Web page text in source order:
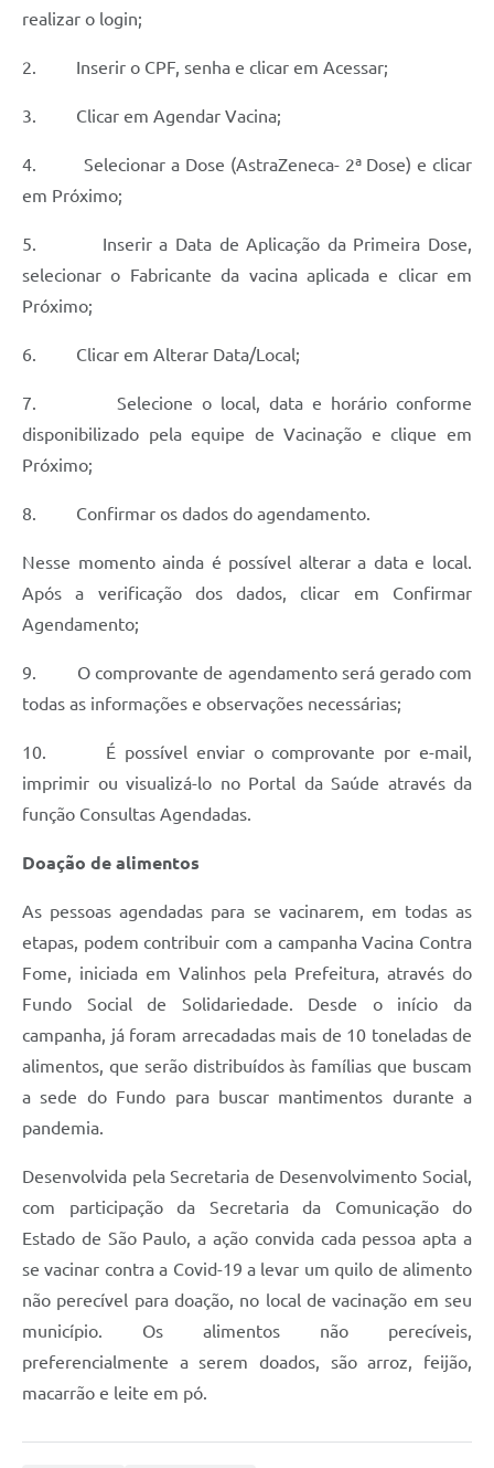
realizar o login;
2. Inserir o CPF, senha e clicar em Acessar;
3. Clicar em Agendar Vacina;
4. Selecionar a Dose (AstraZeneca- 2ª Dose) e clicar
em Próximo;
5. Inserir a Data de Aplicação da Primeira Dose,
selecionar o Fabricante da vacina aplicada e clicar em
Próximo;
6. Clicar em Alterar Data/Local;
7. Selecione o local, data e horário conforme
disponibilizado pela equipe de Vacinação e clique em
Próximo;
8. Confirmar os dados do agendamento.
Nesse momento ainda é possível alterar a data e local.
Após a verificação dos dados, clicar em Confirmar
Agendamento;
9. O comprovante de agendamento será gerado com
todas as informações e observações necessárias;
10. É possível enviar o comprovante por e-mail,
imprimir ou visualizá-lo no Portal da Saúde através da
função Consultas Agendadas.
Doação de alimentos
As pessoas agendadas para se vacinarem, em todas as
etapas, podem contribuir com a campanha Vacina Contra
Fome, iniciada em Valinhos pela Prefeitura, através do
Fundo Social de Solidariedade. Desde o início da
campanha, já foram arrecadadas mais de 10 toneladas de
alimentos, que serão distribuídos às famílias que buscam
a sede do Fundo para buscar mantimentos durante a
pandemia.
Desenvolvida pela Secretaria de Desenvolvimento Social,
com participação da Secretaria da Comunicação do
Estado de São Paulo, a ação convida cada pessoa apta a
se vacinar contra a Covid-19 a levar um quilo de alimento
não perecível para doação, no local de vacinação em seu
município. Os alimentos não perecíveis,
preferencialmente a serem doados, são arroz, feijão,
macarrão e leite em pó.